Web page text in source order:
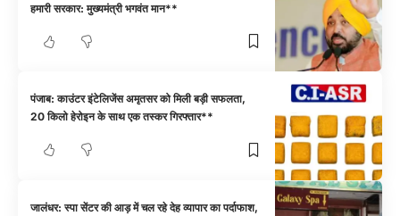
हमारी सरकार: मुख्यमंत्री भगवंत मान**
पंजाब: काउंटर इंटेलिजेंस अमृतसर को मिली बड़ी सफलता,
20 किलो हेरोइन के साथ एक तस्कर गिरफ्तार**
जालंधर: स्पा सेंटर की आड़ में चल रहे देह व्यापार का पर्दाफाश,